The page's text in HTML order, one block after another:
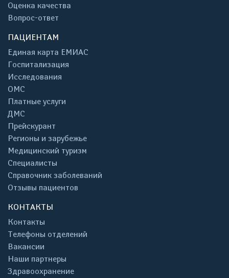
Оценка качества
Вопрос-ответ
ПАЦИЕНТАМ
Единая карта ЕМИАС
Госпитализация
Исследования
ОМС
Платные услуги
ДМС
Прейскурант
Регионы и зарубежье
Медицинский туризм
Специалисты
Справочник заболеваний
Отзывы пациентов
КОНТАКТЫ
Контакты
Телефоны отделений
Вакансии
Наши партнеры
Здравоохранение